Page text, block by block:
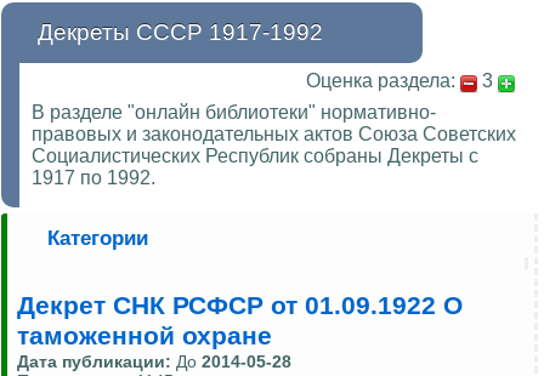
Декреты СССР 1917-1992
Оценка раздела:
3
В разделе "онлайн библиотеки" нормативно-
правовых и законодательных актов Союза Советских
Социалистических Республик собраны Декреты с
1917 по 1992.
Категории
Декрет СНК РСФСР от 01.09.1922 О
таможенной охране
Дата публикации: До 2014-05-28